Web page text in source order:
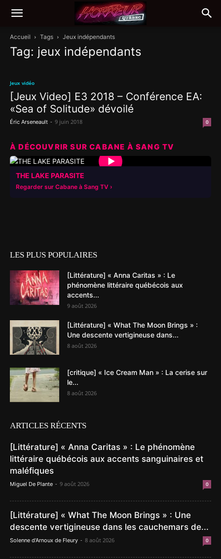
Accueil Tags Jeux indépendants
Tag: jeux indépendants
Jeux vidéo
[Jeux Video] E3 2018 – Conférence EA:
«Sea of Solitude» dévoilé
Éric Arseneault - 9 juin 2018 0
À DÉCOUVRIR SUR CABANE À SANG TV
▶
THE LAKE PARASITE
Regarder sur Cabane à Sang TV
LES PLUS POPULAIRES
[Littérature] « Anna Caritas » : Le
phénomène littéraire québécois aux
accents...
9 août 2026
[Littérature] « What The Moon Brings » :
Une descente vertigineuse dans...
8 août 2026
[critique] « Ice Cream Man » : La cerise sur
le...
8 août 2026
ARTICLES RÉCENTS
[Littérature] « Anna Caritas » : Le phénomène
littéraire québécois aux accents sanguinaires et
maléfiques
Miguel De Plante - 9 août 2026 0
[Littérature] « What The Moon Brings » : Une
descente vertigineuse dans les cauchemars de...
Solenne d'Arnoux de Fleury - 8 août 2026 0